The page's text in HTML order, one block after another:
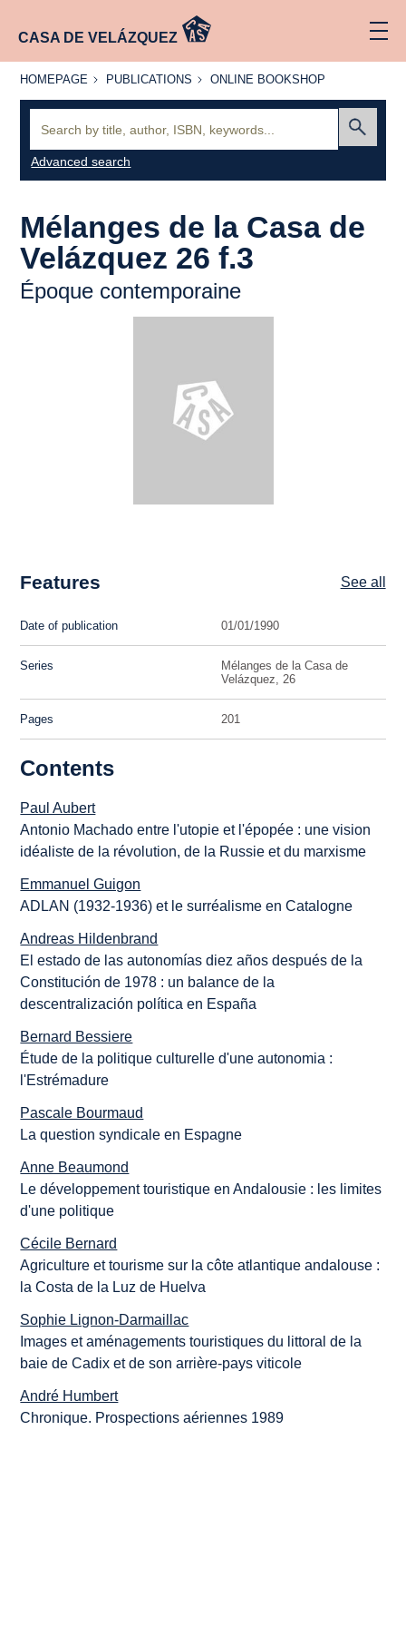
CASA DE VELÁZQUEZ
HOMEPAGE
HOMEPAGE PUBLICATIONS
PUBLICATIONS
ONLINE
ONLINE BOOKSHOP
Advanced search
Mélanges de la Casa de
Velázquez 26 f.3
Époque contemporaine
Features See all
Date of publication 01/01/1990
Series
Mélanges de la Casa de
Velázquez, 26
Pages 201
Contents
Paul Aubert
Antonio Machado entre l'utopie et l'épopée : une vision
idéaliste de la révolution, de la Russie et du marxisme
Emmanuel Guigon
ADLAN (1932-1936) et le surréalisme en Catalogne
Andreas Hildenbrand
El estado de las autonomías diez años después de la
Constitución de 1978 : un balance de la
descentralización política en España
Bernard Bessiere
Étude de la politique culturelle d'une autonomia :
l'Estrémadure
Pascale Bourmaud
La question syndicale en Espagne
Anne Beaumond
Le développement touristique en Andalousie : les limites
d'une politique
Cécile Bernard
Agriculture et tourisme sur la côte atlantique andalouse :
la Costa de la Luz de Huelva
Sophie Lignon-Darmaillac
Images et aménagements touristiques du littoral de la
baie de Cadix et de son arrière-pays viticole
André Humbert
Chronique. Prospections aériennes 1989